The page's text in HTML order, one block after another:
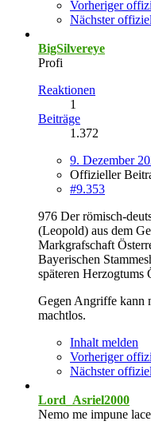
Vorheriger
Nächster
BigSilvereye
Profi
Reaktionen
1
Beiträge
1.372
9. Dezember
Offizieller
#9.353
976 Der römisch-
(Leopold) aus dem
Markgrafschaft
Bayerischen
späteren Herzogtums
Gegen Angriffe kann
machtlos.
Inhalt melden
Vorheriger
Nächster
Lord_Asriel2000
Nemo me impune